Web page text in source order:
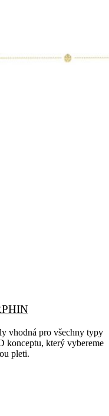
vhodná pro všechny typy
konceptu, který vybereme
pleti.